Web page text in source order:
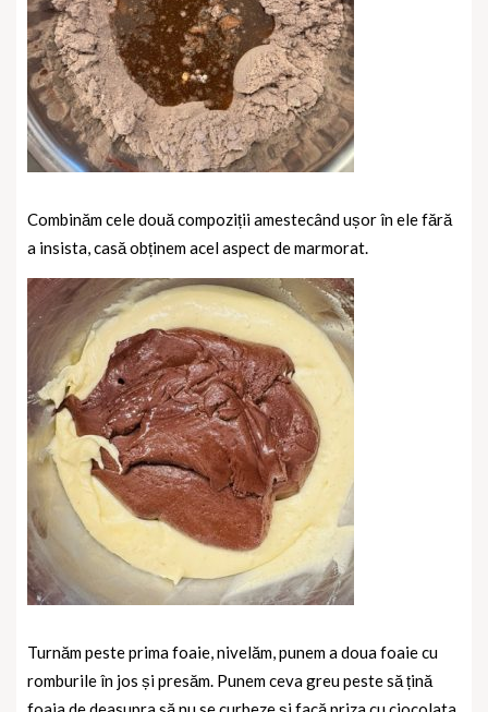
Combinăm cele două compoziții amestecând ușor în ele fără
a insista, casă obținem acel aspect de marmorat.
Turnăm peste prima foaie, nivelăm, punem a doua foaie cu
romburile în jos și presăm. Punem ceva greu peste să țină